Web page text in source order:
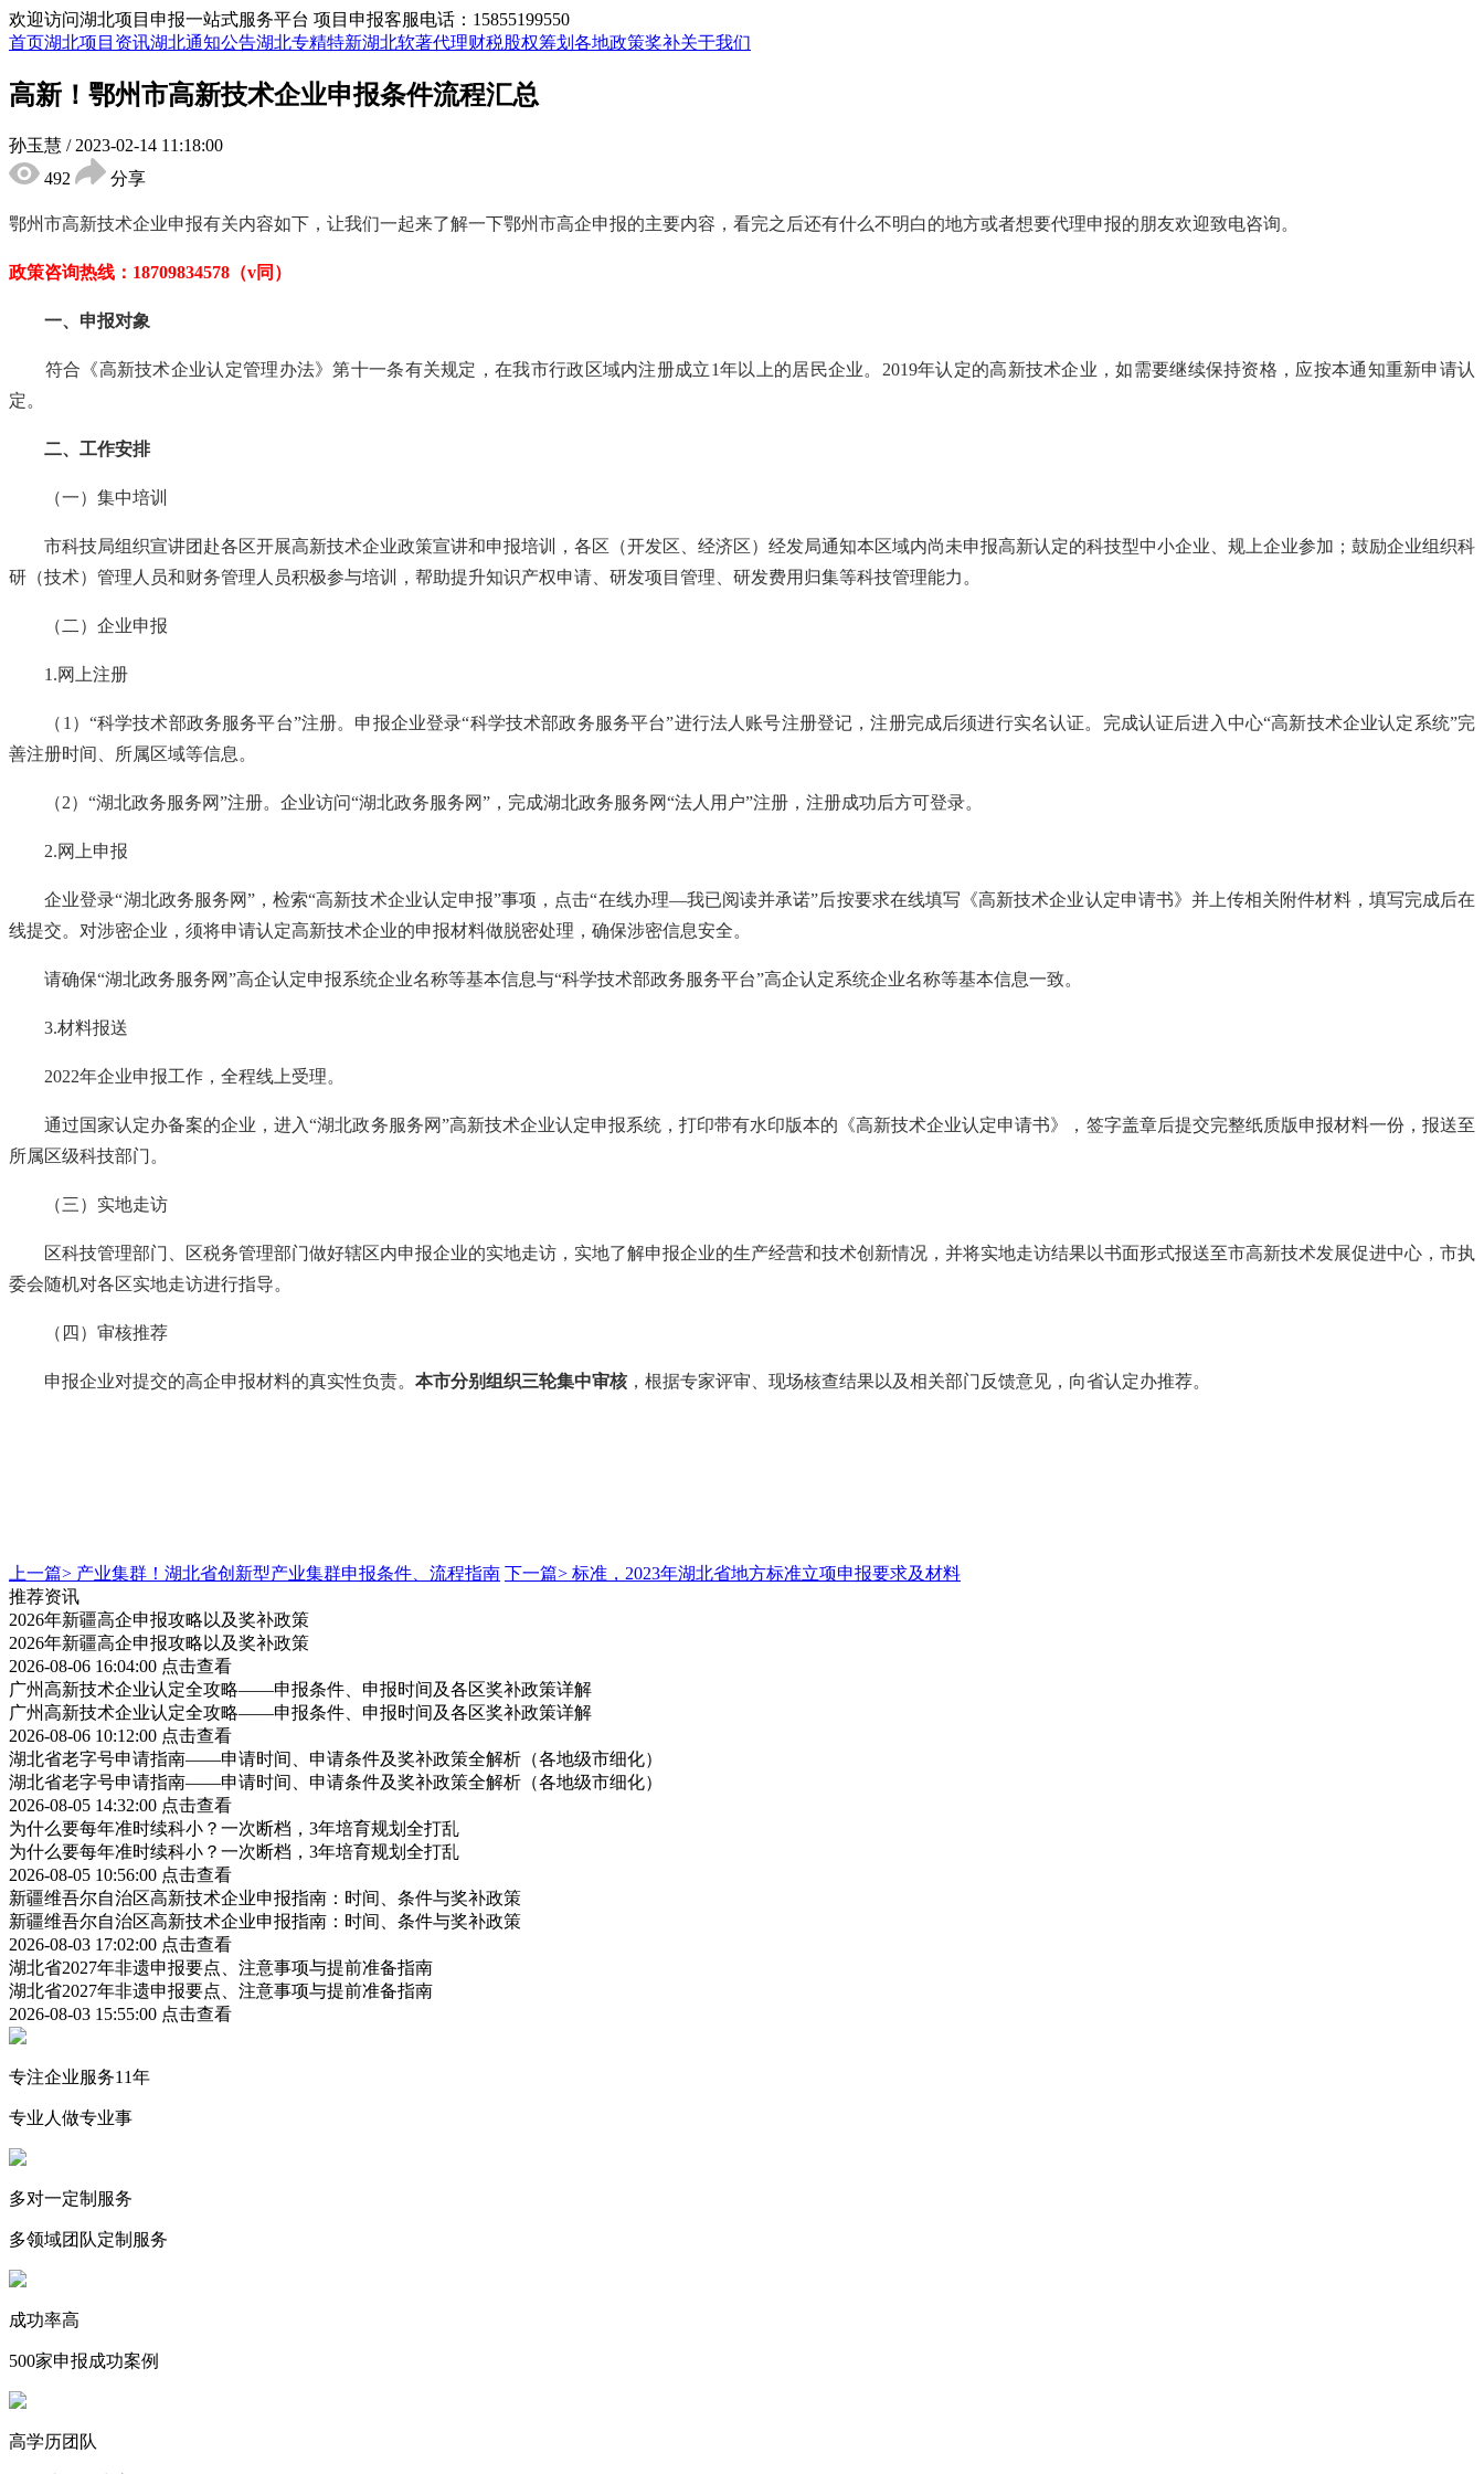
欢迎访问湖北项目申报一站式服务平台 项目申报客服电话：15855199550
首页湖北项目资讯湖北通知公告湖北专精特新湖北软著代理财税股权筹划 各地政策奖补关于我们
高新！鄂州市高新技术企业申报条件流程汇总
孙玉慧 / 2023-02-14 11:18:00
492
分享
鄂州市高新技术企业申报有关内容如下，让我们一起来了解一下鄂州市高企申报的主要内容，看完之后还有什么不明白的地方或者想要代理申报的朋友欢迎致电咨询。
政策咨询热线： 18709834578（v同）
一、申报对象
符合《高新技术企业认定管理办法》第十一条有关规定，在我市行政区域内注册成立1年以上的居民企业。2019年认定的高新技术企业，如需要继续保持资格，应按本通知重新申请认
定。
二、工作安排
（一）集中培训
市科技局组织宣讲团赴各区开展高新技术企业政策宣讲和申报培训，各区（开发区、经济区）经发局通知本区域内尚未申报高新认定的科技型中小企业、规上企业参加；鼓励企业组织科
研（技术）管理人员和财务管理人员积极参与培训，帮助提升知识产权申请、研发项目管理、研发费用归集等科技管理能力。
（二）企业申报
1.网上注册
（ 1）“科学技术部政务服务平台”注册。申报企业登录“科学技术部政务服务平台”进行法人账号注册登记，注册完成后须进行实名认证。完成认证后进入中心“高新技术企业认定系统”完
善注册时间、所属区域等信息。
（2）“湖北政务服务网”注册。企业访问“湖北政务服务网”，完成湖北政务服务网“法人用户”注册，注册成功后方可登录。
2.网上申报
企业登录“湖北政务服务网”，检索“高新技术企业认定申报”事项，点击“在线办理—我已阅读并承诺”后按要求在线填写《高新技术企业认定申请书》并上传相关附件材料，填写完成后在
线提交。对涉密企业，须将申请认定高新技术企业的申报材料做脱密处理，确保涉密信息安全。
请确保“湖北政务服务网”高企认定申报系统企业名称等基本信息与“科学技术部政务服务平台”高企认定系统企业名称等基本信息一致。
3.材料报送
2022年企业申报工作，全程线上受理。
通过国家认定办备案的企业，进入“湖北政务服务网”高新技术企业认定申报系统，打印带有水印版本的《高新技术企业认定申请书》，签字盖章后提交完整纸质版申报材料一份，报送至
所属区级科技部门。
（三）实地走访
区科技管理部门、区税务管理部门做好辖区内申报企业的实地走访，实地了解申报企业的生产经营和技术创新情况，并将实地走访结果以书面形式报送至市高新技术发展促进中心，市执
委会随机对各区实地走访进行指导。
（四）审核推荐
申报企业对提交的高企申报材料的真实性负责。 本市分别组织三轮集中审核，根据专家评审、现场核查结果以及相关部门反馈意见，向省认定办推荐。
上一篇> 产业集群！湖北省创新型产业集群申报条件、流程指南 下一篇> 标准，2023年湖北省地方标准立项申报要求及材料
推荐资讯
2026年新疆高企申报攻略以及奖补政策
2026年新疆高企申报攻略以及奖补政策
2026-08-06 16:04:00 点击查看
广州高新技术企业认定全攻略——申报条件、申报时间及各区奖补政策详解
广州高新技术企业认定全攻略——申报条件、申报时间及各区奖补政策详解
2026-08-06 10:12:00 点击查看
湖北省老字号申请指南——申请时间、申请条件及奖补政策全解析（各地级市细化）
湖北省老字号申请指南——申请时间、申请条件及奖补政策全解析（各地级市细化）
2026-08-05 14:32:00 点击查看
为什么要每年准时续科小？一次断档，3年培育规划全打乱
为什么要每年准时续科小？一次断档，3年培育规划全打乱
2026-08-05 10:56:00 点击查看
新疆维吾尔自治区高新技术企业申报指南：时间、条件与奖补政策
新疆维吾尔自治区高新技术企业申报指南：时间、条件与奖补政策
2026-08-03 17:02:00 点击查看
湖北省2027年非遗申报要点、注意事项与提前准备指南
湖北省2027年非遗申报要点、注意事项与提前准备指南
2026-08-03 15:55:00 点击查看
专注企业服务11年
专业人做专业事
多对一定制服务
多领域团队定制服务
成功率高
500家申报成功案例
高学历团队